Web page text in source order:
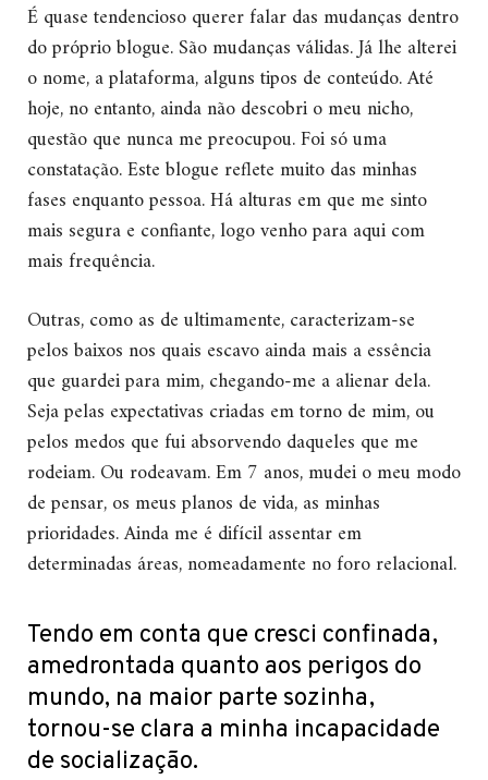
É quase tendencioso querer falar das mudanças dentro
do próprio blogue. São mudanças válidas. Já lhe alterei
o nome, a plataforma, alguns tipos de conteúdo. Até
hoje, no entanto, ainda não descobri o meu nicho,
questão que nunca me preocupou. Foi só uma
constatação. Este blogue reflete muito das minhas
fases enquanto pessoa. Há alturas em que me sinto
mais segura e confiante, logo venho para aqui com
mais frequência.
Outras, como as de ultimamente, caracterizam-se
pelos baixos nos quais escavo ainda mais a essência
que guardei para mim, chegando-me a alienar dela.
Seja pelas expectativas criadas em torno de mim, ou
pelos medos que fui absorvendo daqueles que me
rodeiam. Ou rodeavam. Em 7 anos, mudei o meu modo
de pensar, os meus planos de vida, as minhas
prioridades. Ainda me é difícil assentar em
determinadas áreas, nomeadamente no foro relacional.
Tendo em conta que cresci confinada,
amedrontada quanto aos perigos do
mundo, na maior parte sozinha,
tornou-se clara a minha incapacidade
de socialização.